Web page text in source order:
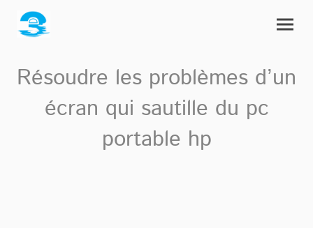
Résoudre les problèmes d’un
écran qui sautille du pc
portable hp